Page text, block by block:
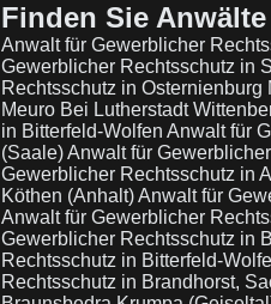
Finden Sie
Anwalt für Gewerblicher
Gewerblicher Rechtsschutz in
Rechtsschutz in Osternienburg
Meuro Bei Lutherstadt
in Bitterfeld-Wolfen Anwalt für
(Saale)Anwalt für
Gewerblicher Rechtsschutz in
Köthen (Anhalt)Anwalt für
Anwalt für Gewerblicher
Gewerblicher Rechtsschutz in
Rechtsschutz in Bitterfeld-
Rechtsschutz in Brandhorst,